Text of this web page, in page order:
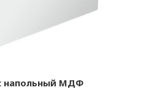
напольный МДФ